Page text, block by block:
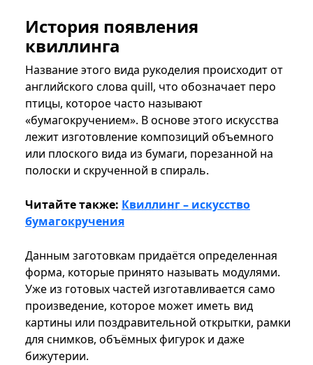
История появления
квиллинга
Название этого вида рукоделия происходит от
английского слова quill, что обозначает перо
птицы, которое часто называют
«бумагокручением». В основе этого искусства
лежит изготовление композиций объемного
или плоского вида из бумаги, порезанной на
полоски и скрученной в спираль.
Читайте также: Квиллинг – искусство
бумагокручения
Данным заготовкам придаётся определенная
форма, которые принято называть модулями.
Уже из готовых частей изготавливается само
произведение, которое может иметь вид
картины или поздравительной открытки, рамки
для снимков, объёмных фигурок и даже
бижутерии.